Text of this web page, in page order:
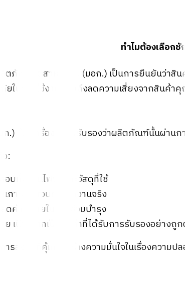
ทำไมต้องเลือก
ลิตภัณฑ์อุตสาหกรรม (มอก.) เป็นการยืนยันว่า
ยในการใช้งาน รวมถึงลดความเสี่ยงจากสินค้า
.) เป็นเครื่องหมายรับรองว่าผลิตภัณฑ์นั้นผ่าน
:
อบทั้งด้านไฟฟ้าและวัสดุที่ใช้
การทดสอบการทำงานจริง
ดค่าใช้จ่ายในการซ่อมบำรุง
ย เนื่องจากเป็นสินค้าที่ได้รับการรับรองอย่างถูกต้
รลงทุนที่คุ้มค่า สร้างความมั่นใจในเรื่องความป